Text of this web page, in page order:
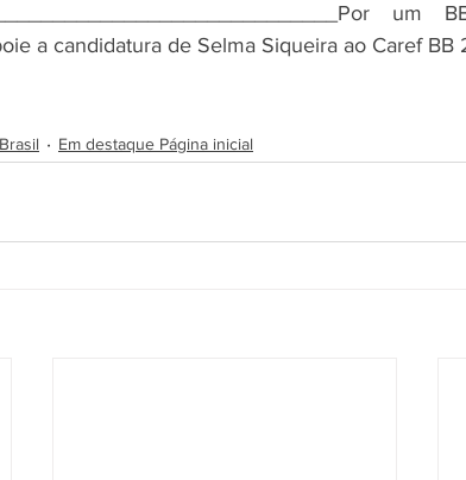
a candidatura de Selma Siqueira ao Caref BB
Em destaque Página inicial